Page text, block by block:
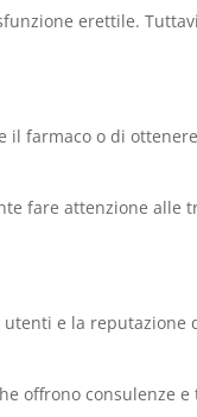
erettile.
il farmaco o di
fare attenzione alle
e la reputazione
offrono consulenze